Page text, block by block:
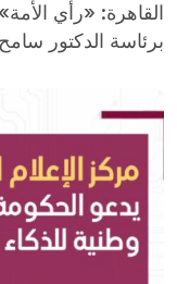
القاهرة: «رأي الأمة» شارك وفد من الطيران المدني
برئاسة الدكتور